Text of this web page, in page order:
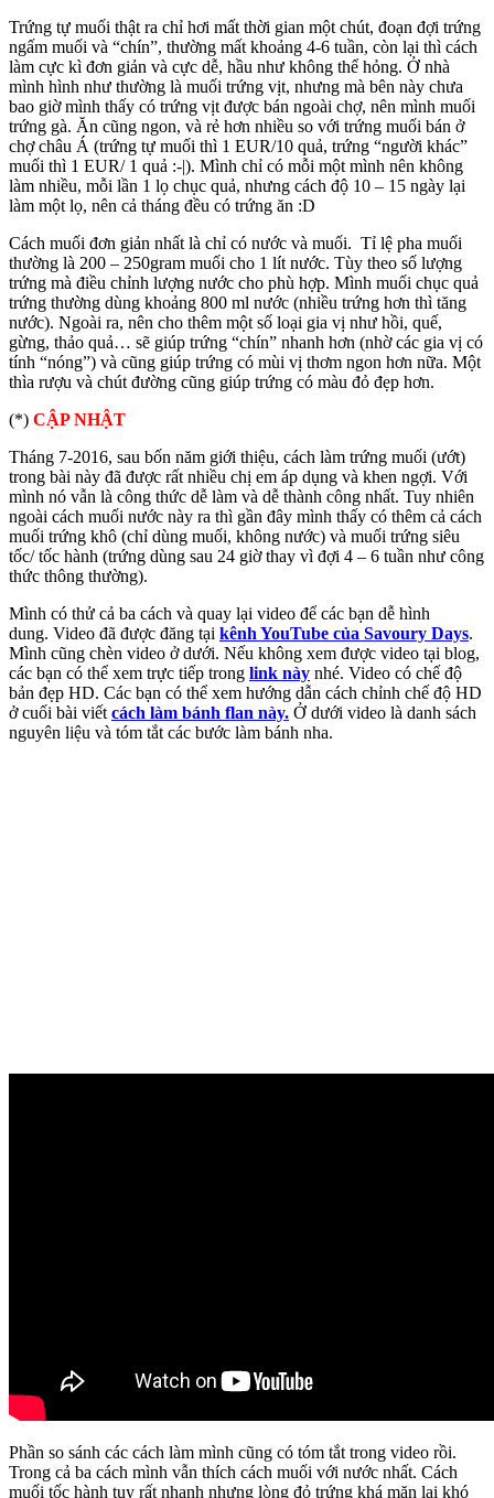
Trứng tự muối thật ra chỉ hơi mất thời gian một chút, đoạn đợi trứng
ngấm muối và “chín”, thường mất khoảng 4-6 tuần, còn lại thì cách
làm cực kì đơn giản và cực dễ, hầu như không thể hỏng. Ở nhà
mình hình như thường là muối trứng vịt, nhưng mà bên này chưa
bao giờ mình thấy có trứng vịt được bán ngoài chợ, nên mình muối
trứng gà. Ăn cũng ngon, và rẻ hơn nhiều so với trứng muối bán ở
chợ châu Á (trứng tự muối thì 1 EUR/10 quả, trứng “người khác”
muối thì 1 EUR/ 1 quả :-|). Mình chỉ có mỗi một mình nên không
làm nhiều, mỗi lần 1 lọ chục quả, nhưng cách độ 10 – 15 ngày lại
làm một lọ, nên cả tháng đều có trứng ăn :D
Cách muối đơn giản nhất là chỉ có nước và muối. Tỉ lệ pha muối
thường là 200 – 250gram muối cho 1 lít nước. Tùy theo số lượng
trứng mà điều chỉnh lượng nước cho phù hợp. Mình muối chục quả
trứng thường dùng khoảng 800 ml nước (nhiều trứng hơn thì tăng
nước). Ngoài ra, nên cho thêm một số loại gia vị như hồi, quế,
gừng, thảo quả… sẽ giúp trứng “chín” nhanh hơn (nhờ các gia vị có
tính “nóng”) và cũng giúp trứng có mùi vị thơm ngon hơn nữa. Một
thìa rượu và chút đường cũng giúp trứng có màu đỏ đẹp hơn.
(*) CẬP NHẬT
Tháng 7-2016, sau bốn năm giới thiệu, cách làm trứng muối (ướt)
trong bài này đã được rất nhiều chị em áp dụng và khen ngợi. Với
mình nó vẫn là công thức dễ làm và dễ thành công nhất. Tuy nhiên
ngoài cách muối nước này ra thì gần đây mình thấy có thêm cả cách
muối trứng khô (chỉ dùng muối, không nước) và muối trứng siêu
tốc/ tốc hành (trứng dùng sau 24 giờ thay vì đợi 4 – 6 tuần như công
thức thông thường).
Mình có thử cả ba cách và quay lại video để các bạn dễ hình
dung. Video đã được đăng tại kênh YouTube của Savoury Days.
Mình cũng chèn video ở dưới. Nếu không xem được video tại blog,
các bạn có thể xem trực tiếp trong link này nhé. Video có chế độ
bản đẹp HD. Các bạn có thể xem hướng dẫn cách chỉnh chế độ HD
ở cuối bài viết cách làm bánh flan này. Ở dưới video là danh sách
nguyên liệu và tóm tắt các bước làm bánh nha.
Phần so sánh các cách làm mình cũng có tóm tắt trong video rồi.
Trong cả ba cách mình vẫn thích cách muối với nước nhất. Cách
muối tốc hành tuy rất nhanh nhưng lòng đỏ trứng khá mặn lại khó